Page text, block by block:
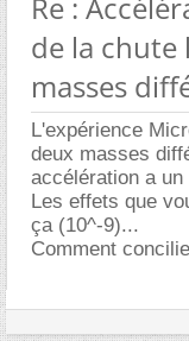
de la chute
masses
L'expérience
deux masses
accélération a
Les effets que
ça (10^-9)...
Comment